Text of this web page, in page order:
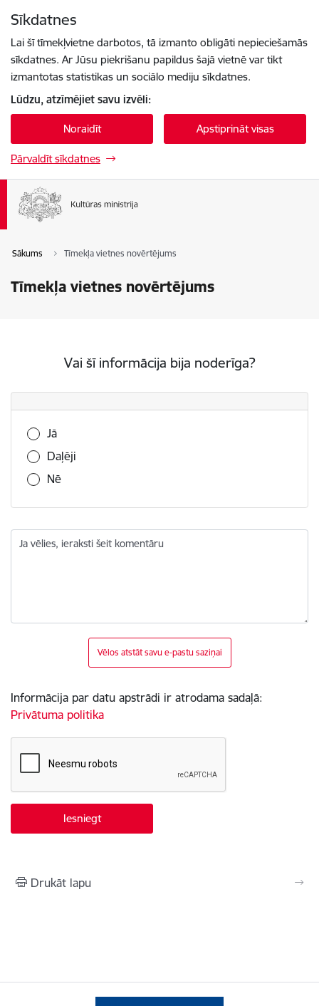
Sīkdatnes
Lai šī tīmekļvietne darbotos, tā izmanto obligāti nepieciešamās
sīkdatnes. Ar Jūsu piekrišanu papildus šajā vietnē var tikt
izmantotas statistikas un sociālo mediju sīkdatnes.
Lūdzu, atzīmējiet savu izvēli:
Noraidīt Apstiprināt visas
Pārvaldīt sīkdatnes
Sākums Tīmekļa vietnes novērtējums
Tīmekļa vietnes novērtējums
Vai šī informācija bija noderīga?
Vai šī informācija bija noderīga?
Jā
Daļēji
Nē
Ja vēlies, ieraksti šeit komentāru
Vēlos atstāt savu e-pastu saziņai
Informācija par datu apstrādi ir atrodama sadaļā:
Privātuma politika
Drukāt lapu